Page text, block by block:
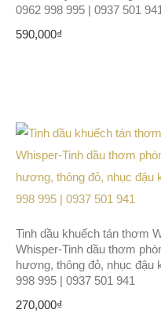
0962 998 995 | 0937 501 941
590,000₫
Tinh dầu khuếch tán thơm
Whisper-Tinh dầu thơm
hương, thông đỏ, nhục đậu
998 995 | 0937 501 941
270,000₫